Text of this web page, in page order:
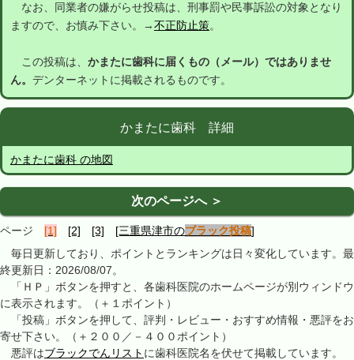
なお、同業者の嫌がらせ投稿は、刑事罰や民事訴訟の対象となり
ますので、お慎み下さい。→不正防止策。
この投稿は、 かまたに歯科に届くもの（メール）ではありませ
ん。 デンターネットに掲載されるものです。
かまたに歯科 詳細
かまたに歯科 の地図
次のページへ ＞
ページ [1] [2] [3] [三重県津市のブラック投稿]
毎日更新しており、ポイントとランキングは日々変化しています。最
終更新日：2026/08/07。
「ＨＰ」ボタンを押すと、各歯科医院のホームページが別ウィンドウ
に表示されます。（＋１ポイント）
「投稿」ボタンを押して、評判・レビュー・おすすめ情報・悪評をお
寄せ下さい。（＋２００／－４００ポイント）
悪評はブラックでんリスト に歯科医院名を伏せて掲載しています。